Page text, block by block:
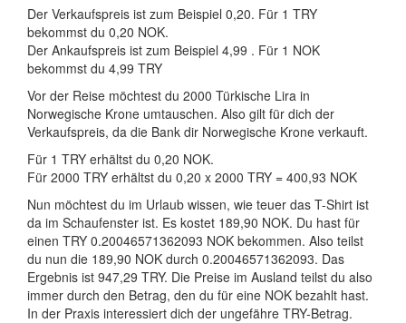
Der Verkaufspreis ist zum Beispiel 0,20. Für 1 TRY
bekommst du 0,20 NOK.
Der Ankaufspreis ist zum Beispiel 4,99 . Für 1 NOK
bekommst du 4,99 TRY
Vor der Reise möchtest du 2000 Türkische Lira in
Norwegische Krone umtauschen. Also gilt für dich der
Verkaufspreis, da die Bank dir Norwegische Krone verkauft.
Für 1 TRY erhältst du 0,20 NOK.
Für 2000 TRY erhältst du 0,20 x 2000 TRY = 400,93 NOK
Nun möchtest du im Urlaub wissen, wie teuer das T-Shirt ist
da im Schaufenster ist. Es kostet 189,90 NOK. Du hast für
einen TRY 0.20046571362093 NOK bekommen. Also teilst
du nun die 189,90 NOK durch 0.20046571362093. Das
Ergebnis ist 947,29 TRY. Die Preise im Ausland teilst du also
immer durch den Betrag, den du für eine NOK bezahlt hast.
In der Praxis interessiert dich der ungefähre TRY-Betrag.